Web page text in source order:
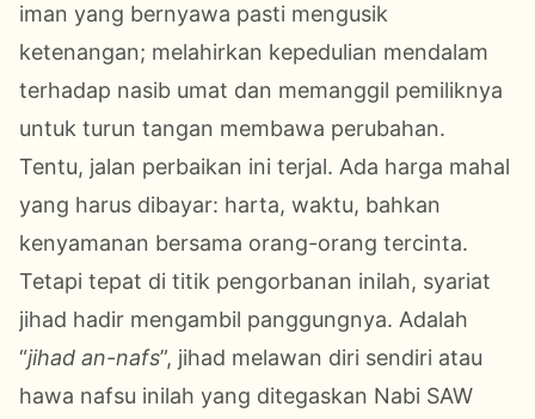
iman yang bernyawa pasti mengusik
ketenangan; melahirkan kepedulian mendalam
terhadap nasib umat dan memanggil pemiliknya
untuk turun tangan membawa perubahan.
Tentu, jalan perbaikan ini terjal. Ada harga mahal
yang harus dibayar: harta, waktu, bahkan
kenyamanan bersama orang-orang tercinta.
Tetapi tepat di titik pengorbanan inilah, syariat
jihad hadir mengambil panggungnya. Adalah
“jihad an-nafs”, jihad melawan diri sendiri atau
hawa nafsu inilah yang ditegaskan Nabi SAW